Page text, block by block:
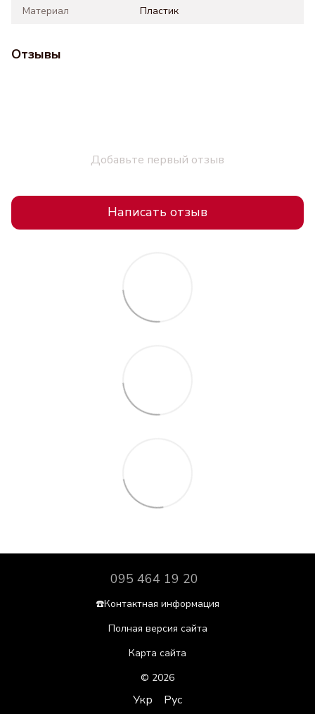
Материал
Пластик
Отзывы
Добавьте первый отзыв
Написать отзыв
095 464 19 20
☎️Контактная информация
Полная версия сайта
Карта сайта
© 2026
Укр Рус